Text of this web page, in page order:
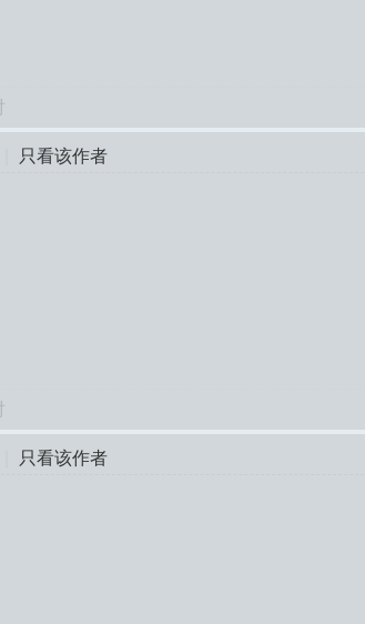
只看该作者
只看该作者